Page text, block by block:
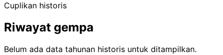
Cuplikan historis
Riwayat gempa
Belum ada data tahunan historis untuk ditampilkan.